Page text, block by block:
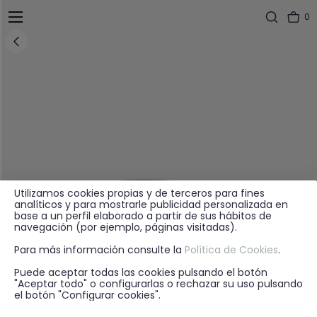
0
Utilizamos cookies propias y de terceros para fines
analíticos y para mostrarle publicidad personalizada en
base a un perfil elaborado a partir de sus hábitos de
navegación (por ejemplo, páginas visitadas).
Para más información consulte la Política de Cookies.
Puede aceptar todas las cookies pulsando el botón
"Aceptar todo" o configurarlas o rechazar su uso pulsando
el botón "Configurar cookies".